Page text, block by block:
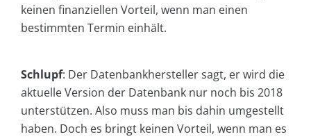
keinen finanziellen Vorteil, wenn man einen
bestimmten Termin einhält.
Schlupf: Der Datenbankhersteller sagt, er wird die
aktuelle Version der Datenbank nur noch bis 2018
unterstützen. Also muss man bis dahin umgestellt
haben. Doch es bringt keinen Vorteil, wenn man es